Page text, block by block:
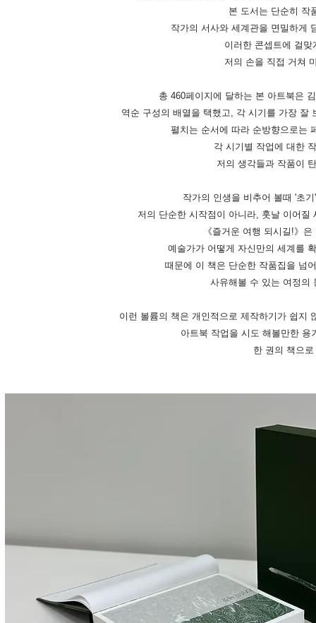
본 도서는 단순히 작
작가의 서사와 세계관을 면밀하게
이러한 콘셉트에 걸
저의 손을 직접 거쳐
총 460페이지에 달하는 본 아트북은
역순 구성의 배열을 택했고, 각 시기를 가장 잘
펼치는 순서에 따라 순방향으로는
각 시기별 작업에 대한
저의 생각들과 작품이
작가의 인생을 비추어 볼때 '초
저의 단순한 시작점이 아니라, 훗날 이어
《즐거운 여행 되시길!》
예술가가 어떻게 자신만의 세계를
때문에 이 책은 단순한 작품집을 넘
사유해볼 수 있는 여정의
이런 볼륨의 책은 개인적으로 제작하기가 쉽지
아트북 작업을 시도 해볼만한
한 권의 책으